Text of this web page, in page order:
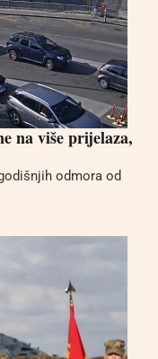
na više prijelaza,
odmora od